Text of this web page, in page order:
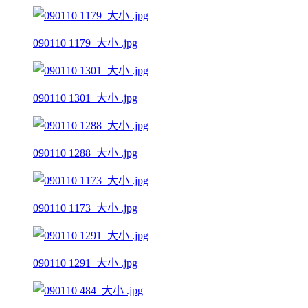
090110 1179_大小 .jpg
090110 1301_大小 .jpg
090110 1288_大小 .jpg
090110 1173_大小 .jpg
090110 1291_大小 .jpg